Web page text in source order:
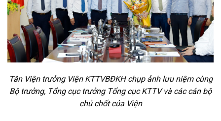
Tân Viện trưởng Viện KTTVBĐKH chụp ảnh lưu niệm cùng
Bộ trưởng, Tổng cục trưởng Tổng cục KTTV và các cán bộ
chủ chốt của Viện